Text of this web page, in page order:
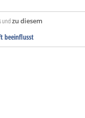
undzu diesem
beeinflusst